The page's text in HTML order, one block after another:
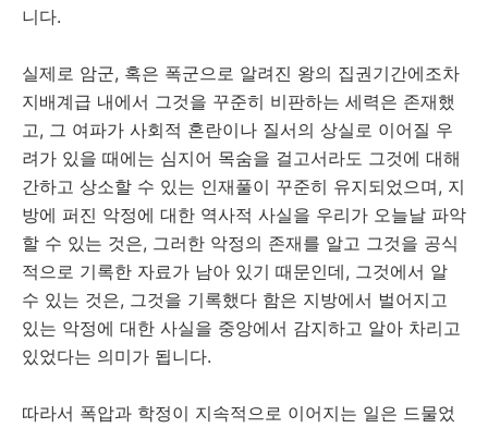
니다.
실제로 암군, 혹은 폭군으로 알려진 왕의 집권기간에조차
지배계급 내에서 그것을 꾸준히 비판하는 세력은 존재했
고, 그 여파가 사회적 혼란이나 질서의 상실로 이어질 우
려가 있을 때에는 심지어 목숨을 걸고서라도 그것에 대해
간하고 상소할 수 있는 인재풀이 꾸준히 유지되었으며, 지
방에 퍼진 악정에 대한 역사적 사실을 우리가 오늘날 파악
할 수 있는 것은, 그러한 악정의 존재를 알고 그것을 공식
적으로 기록한 자료가 남아 있기 때문인데, 그것에서 알
수 있는 것은, 그것을 기록했다 함은 지방에서 벌어지고
있는 악정에 대한 사실을 중앙에서 감지하고 알아 차리고
있었다는 의미가 됩니다.
따라서 폭압과 학정이 지속적으로 이어지는 일은 드물었